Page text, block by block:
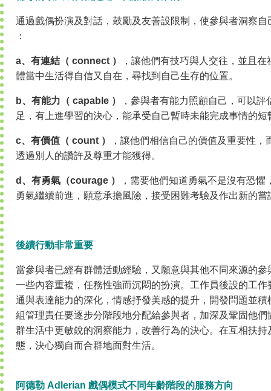
通過戲偶扮演及對話，鼓勵及友善設限制，使參與者洞察
：
a、有連結（ connect ）
，讓他們有技巧與人交往，並且
體當中生活得自信又自在，尋找到自己生存的位置。
b、有能力（ capable ）
，參與者有能力照顧自己，可以
足，有上進學習的決心，能承受自己暫時未能完成事情的短
c、有價值（ count ）
，讓他們相信自己的價值及重要性
透過別人的讚許及尊重才能獲得。
d、有勇氣（courage ）
，需要他們知道勇氣不是沒有恐
勇氣繼續前進，願意承擔風險，接受困難考驗及作出新的嘗
後續行動非常重要
當參與者已經有群體活動經驗，又願意與其他不同來源的
一些內容重複，任務性強而沉悶的扮演。工作員後設的工
通與表達能力的深化，情感抒發美感的提升，開發問題並
組管理責任要逐步分階段地分配給參與者，加深及鞏固他
群生活中更敏銳的洞察能力，改善行為的決心。在互相扶
態，決心獨自而合群地面對生活。
阿德勒 Adlerian 戲偶模式不同年齡階段的服務方向